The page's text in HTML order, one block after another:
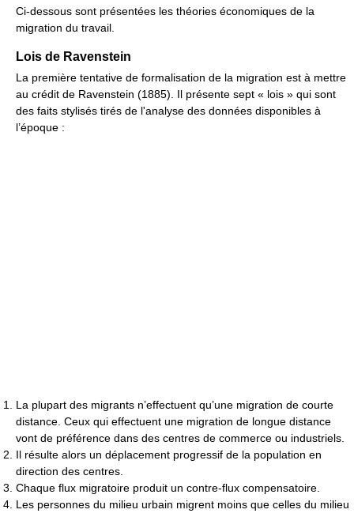
Ci-dessous sont présentées les théories économiques de la
migration du travail.
Lois de Ravenstein
La première tentative de formalisation de la migration est à mettre
au crédit de Ravenstein (1885). Il présente sept « lois » qui sont
des faits stylisés tirés de l'analyse des données disponibles à
l’époque :
La plupart des migrants n’effectuent qu’une migration de courte
distance. Ceux qui effectuent une migration de longue distance
vont de préférence dans des centres de commerce ou industriels.
Il résulte alors un déplacement progressif de la population en
direction des centres.
Chaque flux migratoire produit un contre-flux compensatoire.
Les personnes du milieu urbain migrent moins que celles du milieu